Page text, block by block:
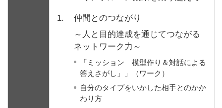
1.
仲間とのつながり
～人と目的達成を通じてつながる
ネットワーク力～
「ミッション 模型作り＆対話による
答えさがし」」（ワーク）
自分のタイプをいかした相手とのかか
わり方